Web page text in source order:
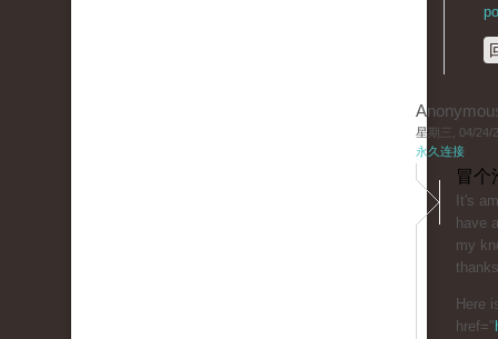
星期三, 04/24/
永久连接
冒个
It's
have
my
Here
href="